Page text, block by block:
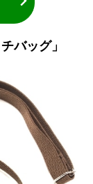
バッグ」